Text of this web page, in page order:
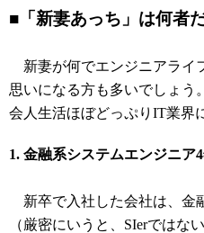
■「新妻あっち」は何者
新妻が何でエンジニアライ
思いになる方も多いでしょう
会人生活ほぼどっぷりIT業界
1. 金融系システムエンジニア
新卒で入社した会社は、金
（厳密にいうと、SIerではな